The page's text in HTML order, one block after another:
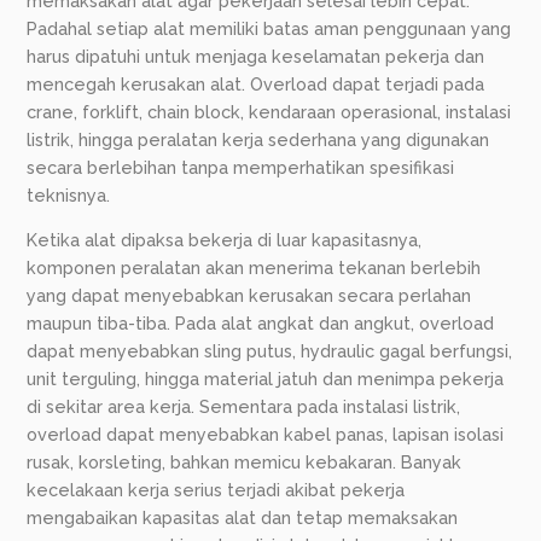
Padahal setiap alat memiliki batas aman penggunaan yang
harus dipatuhi untuk menjaga keselamatan pekerja dan
mencegah kerusakan alat. Overload dapat terjadi pada
crane, forklift, chain block, kendaraan operasional, instalasi
listrik, hingga peralatan kerja sederhana yang digunakan
secara berlebihan tanpa memperhatikan spesifikasi
teknisnya.
Ketika alat dipaksa bekerja di luar kapasitasnya,
komponen peralatan akan menerima tekanan berlebih
yang dapat menyebabkan kerusakan secara perlahan
maupun tiba-tiba. Pada alat angkat dan angkut, overload
dapat menyebabkan sling putus, hydraulic gagal berfungsi,
unit terguling, hingga material jatuh dan menimpa pekerja
di sekitar area kerja. Sementara pada instalasi listrik,
overload dapat menyebabkan kabel panas, lapisan isolasi
rusak, korsleting, bahkan memicu kebakaran. Banyak
kecelakaan kerja serius terjadi akibat pekerja
mengabaikan kapasitas alat dan tetap memaksakan